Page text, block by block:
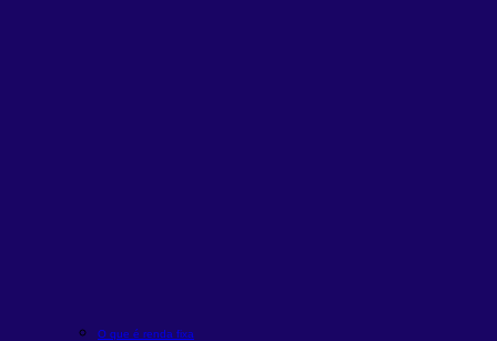
O que é renda fixa